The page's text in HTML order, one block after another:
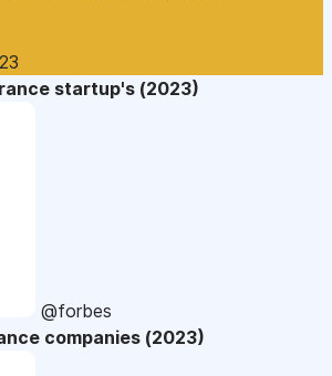
startup's (2023)
@forbes
companies (2023)